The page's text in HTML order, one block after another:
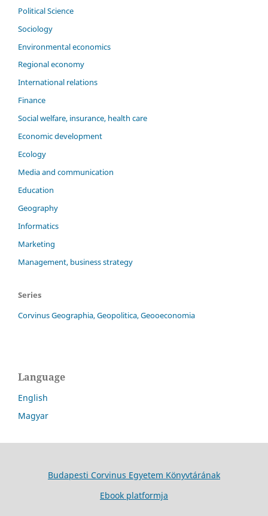
Political Science
Sociology
Environmental economics
Regional economy
International relations
Finance
Social welfare, insurance, health care
Economic development
Ecology
Media and communication
Education
Geography
Informatics
Marketing
Management, business strategy
Series
Corvinus Geographia, Geopolitica, Geooeconomia
Language
English
Magyar
Budapesti Corvinus Egyetem Könyvtárának
Ebook platformja